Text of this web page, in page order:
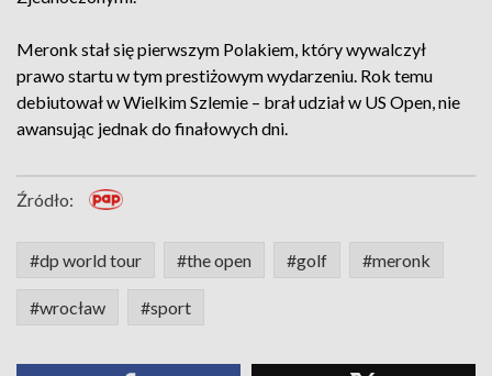
Meronk stał się pierwszym Polakiem, który wywalczył
prawo startu w tym prestiżowym wydarzeniu. Rok temu
debiutował w Wielkim Szlemie – brał udział w US Open, nie
awansując jednak do finałowych dni.
Źródło:
#dp world tour #the open #golf #meronk
#wrocław #sport